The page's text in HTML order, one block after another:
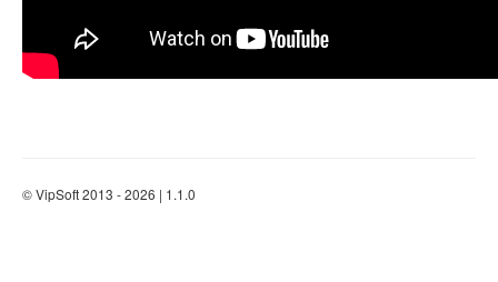
© VipSoft 2013 - 2026 | 1.1.0